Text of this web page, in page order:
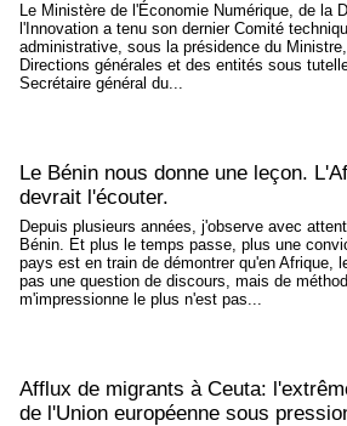
Le Ministère de l'Économie Numérique, de la
l'Innovation a tenu son dernier Comité
administrative, sous la présidence du
Directions générales et des entités sous
Secrétaire général du...
Le Bénin nous donne une leçon.
devrait l'écouter.
Depuis plusieurs années, j'observe avec
Bénin. Et plus le temps passe, plus une
pays est en train de démontrer qu'en Afrique,
pas une question de discours, mais de
m'impressionne le plus n'est pas...
Afflux de migrants à Ceuta:
de l'Union européenne sous